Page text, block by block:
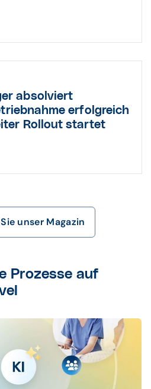
absolviert
erfolgreich
Rollout startet
unser Magazin
Prozesse auf